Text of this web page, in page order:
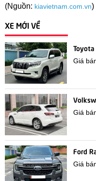
(Nguồn: kiavietnam.com.vn)
XE MỚI VỀ
Giá
Giá
Ford
Giá